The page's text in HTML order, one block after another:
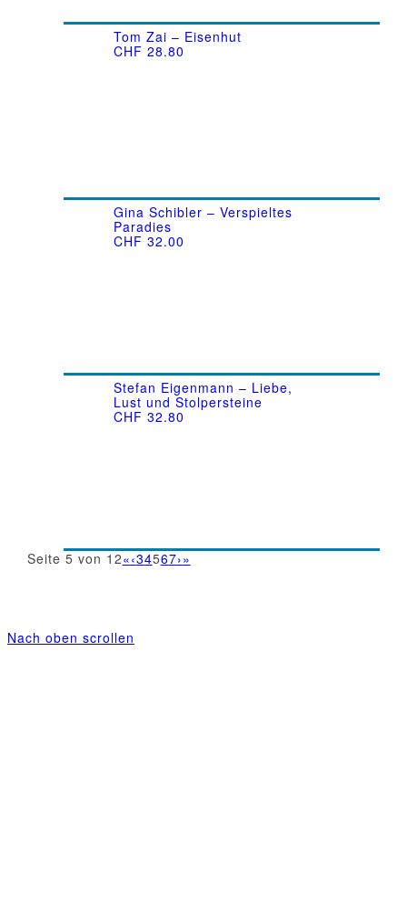
Tom Zai – Eisenhut
CHF 28.80
Gina Schibler – Verspieltes
Paradies
CHF 32.00
Stefan Eigenmann – Liebe,
Lust und Stolpersteine
CHF 32.80
Seite 5 von 12«‹34567›»
Nach oben scrollen